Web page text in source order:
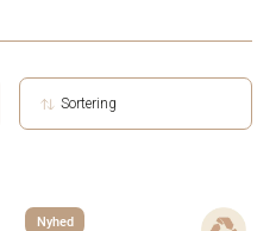
Sortering
Nyhed